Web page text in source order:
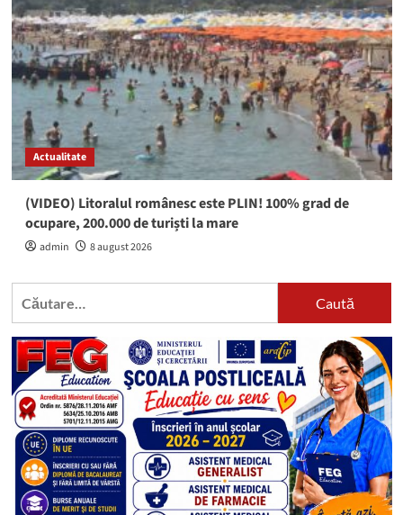
Actualitate
(VIDEO) Litoralul românesc este PLIN! 100% grad de
ocupare, 200.000 de turiști la mare
admin 8 august 2026
Caută